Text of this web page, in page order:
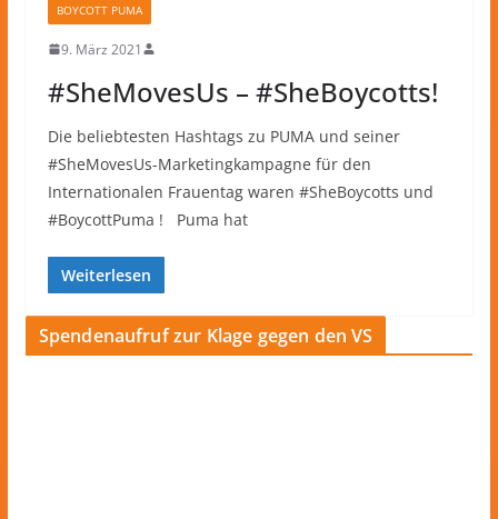
BOYCOTT PUMA
9. März 2021
#SheMovesUs – #SheBoycotts!
Die beliebtesten Hashtags zu PUMA und seiner
#SheMovesUs-Marketingkampagne für den
Internationalen Frauentag waren #SheBoycotts und
#BoycottPuma ! Puma hat
Weiterlesen
Spendenaufruf zur Klage gegen den VS